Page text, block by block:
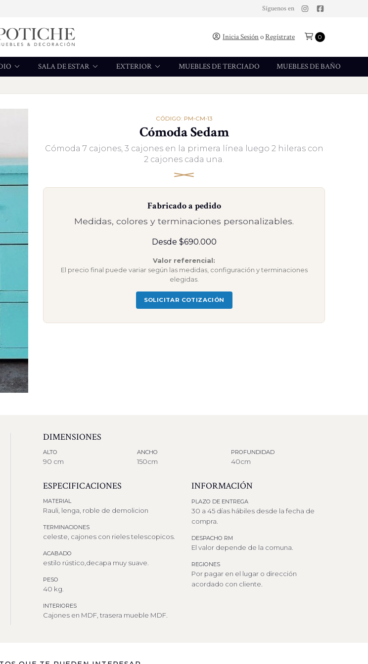
Síguenos en
Inicia SesiónoRegístrate 0
SALA DE ESTAR EXTERIOR MUEBLES DE TERCIADO MUEBLES DE BAÑO
CÓDIGO: PM-CM-13
Cómoda Sedam
Cómoda 7 cajones, 3 cajones en la primera línea luego 2 hileras con
2 cajones cada una.
Fabricado a pedido
Medidas, colores y terminaciones personalizables.
Desde $690.000
Valor referencial:
El precio final puede variar según las medidas, configuración y terminaciones
elegidas.
SOLICITAR COTIZACIÓN
DIMENSIONES
ALTO
90 cm
ANCHO
150cm
PROFUNDIDAD
40cm
ESPECIFICACIONES
MATERIAL
Rauli, lenga, roble de demolicion
TERMINACIONES
celeste, cajones con rieles telescopicos.
ACABADO
estilo rústico,decapa muy suave.
PESO
40 kg.
INTERIORES
Cajones en MDF, trasera mueble MDF.
INFORMACIÓN
PLAZO DE ENTREGA
30 a 45 días hábiles desde la fecha de
compra.
DESPACHO RM
El valor depende de la comuna.
REGIONES
Por pagar en el lugar o dirección
acordado con cliente.